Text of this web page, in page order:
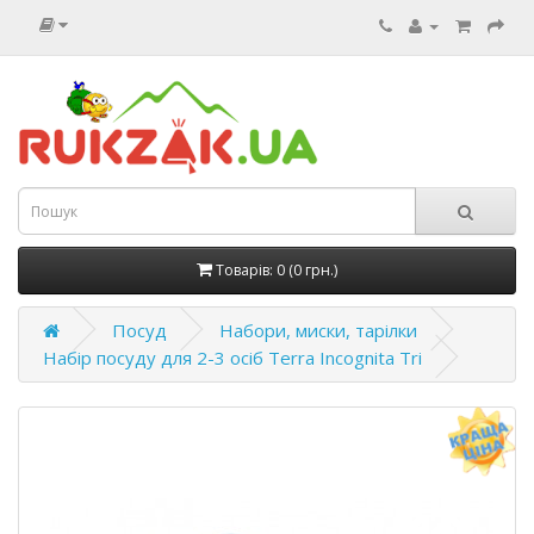
Товарів: 0 (0 грн.)
Посуд
Набори, миски, тарілки
Набір посуду для 2-3 осіб Terra Incognita Tri